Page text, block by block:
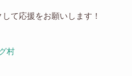
て応援をお願いします！
村